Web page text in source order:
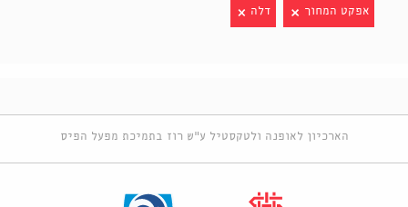
אפקט המחוך דלה
הארכיון לאופנה ולטקסטיל ע"ש רוז בתמיכת מפעל הפיס